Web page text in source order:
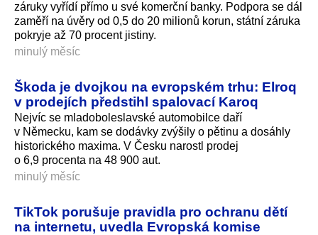
záruky vyřídí přímo u své komerční banky. Podpora se dál
zaměří na úvěry od 0,5 do 20 milionů korun, státní záruka
pokryje až 70 procent jistiny.
minulý měsíc
Škoda je dvojkou na evropském trhu: Elroq
v prodejích předstihl spalovací Karoq
Nejvíc se mladoboleslavské automobilce daří
v Německu, kam se dodávky zvýšily o pětinu a dosáhly
historického maxima. V Česku narostl prodej
o 6,9 procenta na 48 900 aut.
minulý měsíc
TikTok porušuje pravidla pro ochranu dětí
na internetu, uvedla Evropská komise